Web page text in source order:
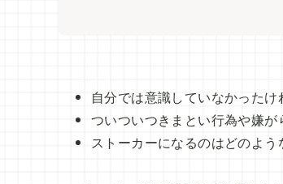
自分では意識していなかった
ついついつきまとい行為や嫌
ストーカーになるのはどのよう